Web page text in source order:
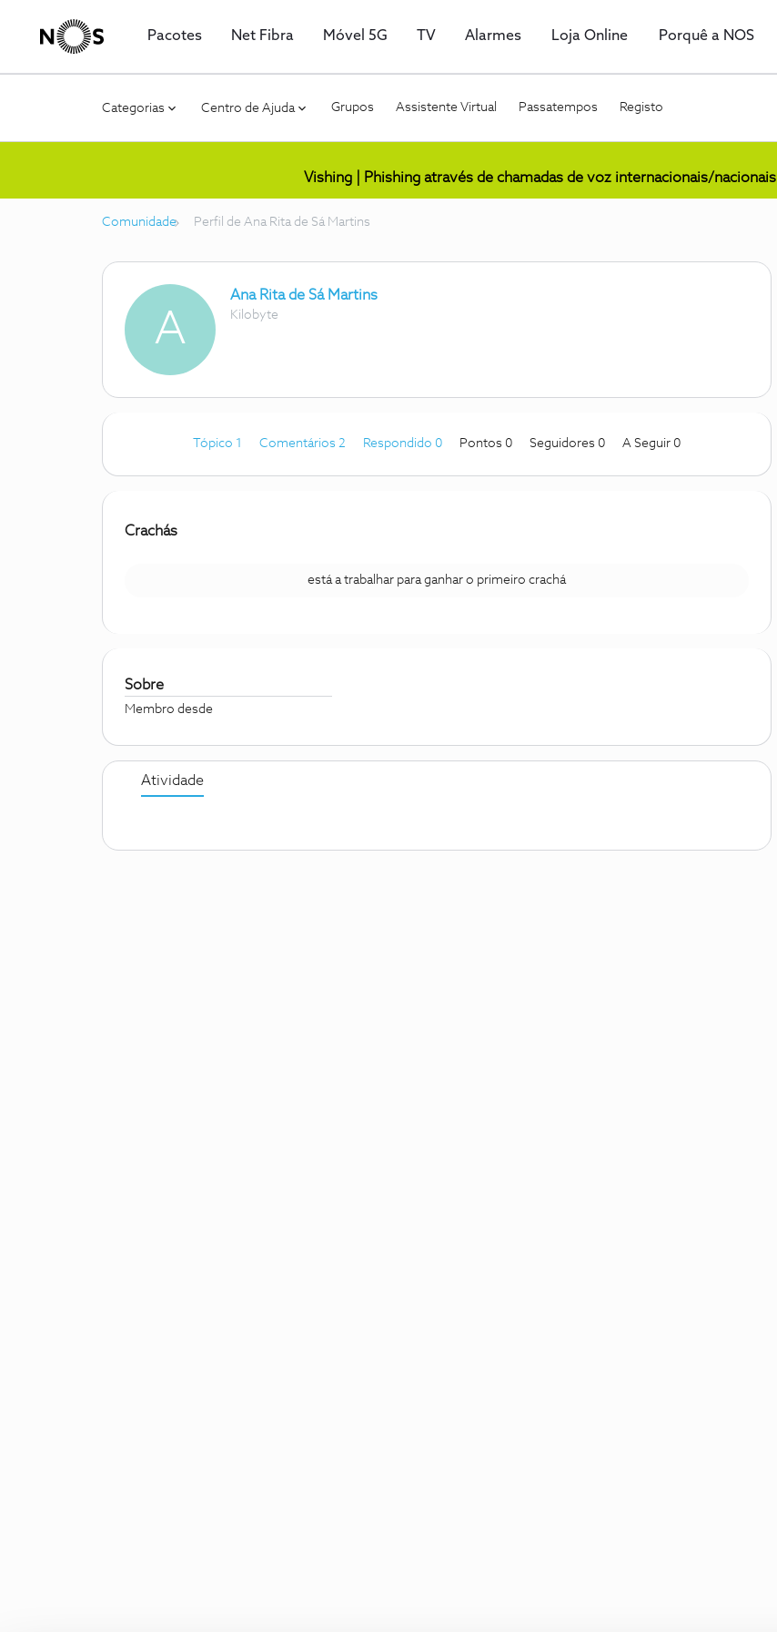
Pacotes Net Fibra Móvel 5G TV Alarmes Loja Online Porquê a NOS
Categorias Centro de Ajuda Grupos Assistente Virtual Passatempos Registo
Vishing | Phishing através de chamadas de voz internacionais/nacionais
Comunidade Perfil de Ana Rita de Sá Martins
A
Ana Rita de Sá Martins
Kilobyte
Tópico 1 Comentários 2 Respondido 0 Pontos 0 Seguidores 0 A Seguir 0
Crachás
está a trabalhar para ganhar o primeiro crachá
Sobre
Membro desde
Atividade